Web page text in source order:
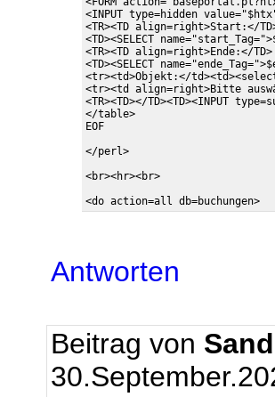
<INPUT type=hidden
<TR><TD align=right>Start:</
<TD><SELECT
<TR><TD align=right>Ende:</TD>
<TD><SELECT
<tr><td>Objekt:</
<tr><td align=right>Bitte
<TR><TD></TD><TD><INPUT
</table>
EOF
</perl>
<br><hr><br>
Antworten
Beitrag von